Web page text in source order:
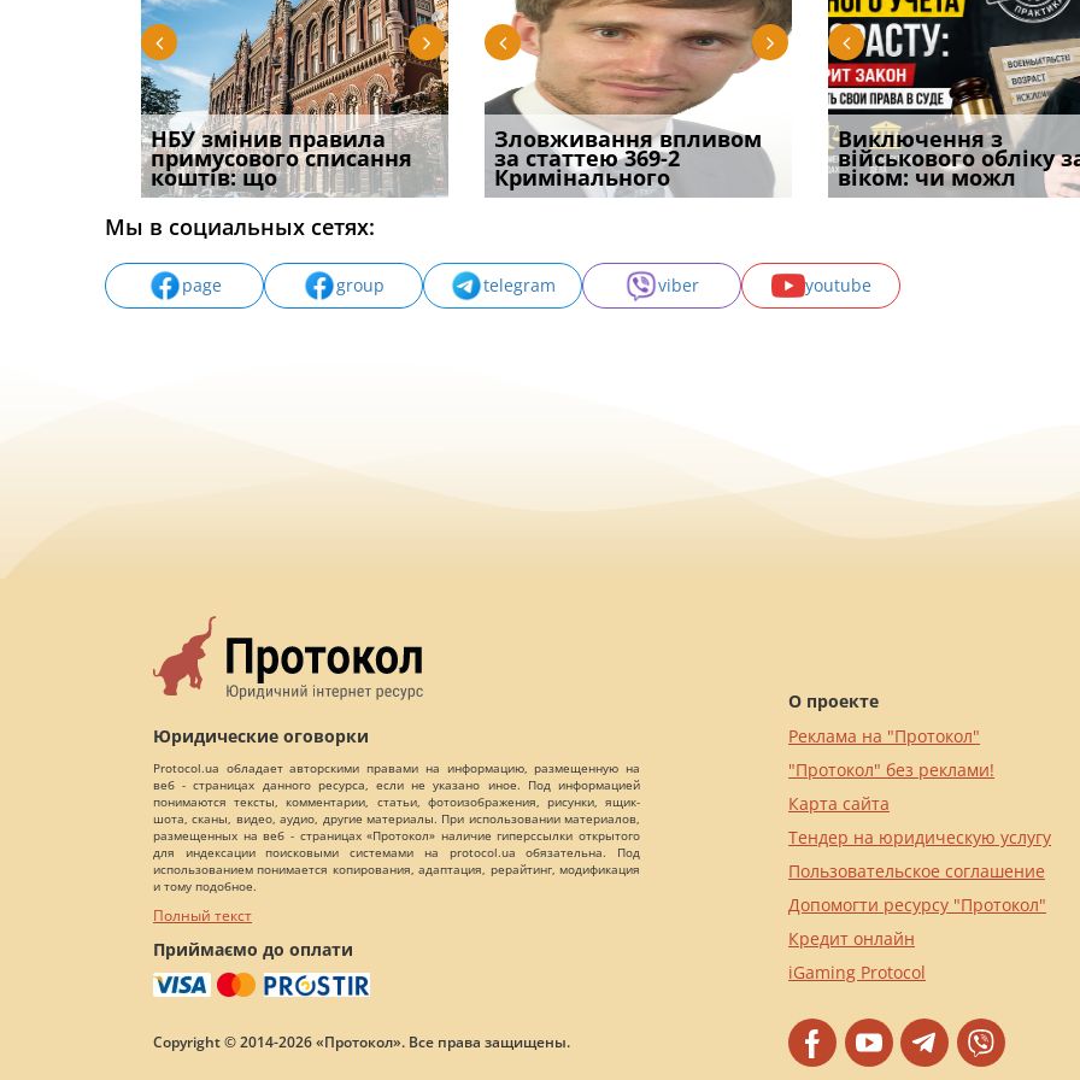
НБУ змінив правила
примусового списання
коштів: що
Якщо суд встановив для
відшкодування шкоди
наявніс
Документи, на яких не
проставляється
апостиль: пер
Водії можуть отримати
компенсацію за
незаконні дії
Зловживання впливом
за статтею 369-2
Кримінального
Переоформлення
відстрочки за іншою
підставою: нов
Особливості захисту у
кримінальному
провадженні: я
Виключення з
військового обліку
віком: чи можл
Восьмий ААС
підтвердив, що
може скас
Мы в социальных сетях:
page group telegram viber youtube
Юридические оговорки
Protocol.ua обладает авторскими правами на информацию, размещенную на
веб - страницах данного ресурса, если не указано иное. Под информацией
понимаются тексты, комментарии, статьи, фотоизображения, рисунки, ящик-
шота, сканы, видео, аудио, другие материалы. При использовании материалов,
размещенных на веб - страницах «Протокол» наличие гиперссылки открытого
для индексации поисковыми системами на protocol.ua обязательна. Под
использованием понимается копирования, адаптация, рерайтинг, модификация
и тому подобное.
Полный текст
Приймаємо до оплати
Copyright © 2014-2026 «Протокол». Все права защищены.
О проекте
Реклама на "Протокол"
"Протокол" без реклами!
Карта сайта
Тендер на юридическую услугу
Пользовательское соглашение
Допомогти ресурсу "Протокол"
Кредит онлайн
iGaming Protocol